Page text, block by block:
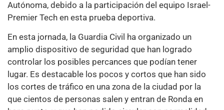
Autónoma, debido a la participación del equipo Israel-
Premier Tech en esta prueba deportiva.
En esta jornada, la Guardia Civil ha organizado un
amplio dispositivo de seguridad que han logrado
controlar los posibles percances que podían tener
lugar. Es destacable los pocos y cortos que han sido
los cortes de tráfico en una zona de la ciudad por la
que cientos de personas salen y entran de Ronda en